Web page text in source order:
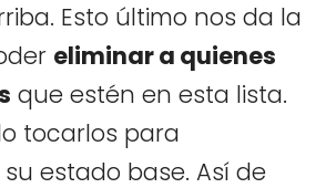
Esto último nos da la
eliminar a quienes
que estén en esta lista.
tocarlos para
estado base. Así de